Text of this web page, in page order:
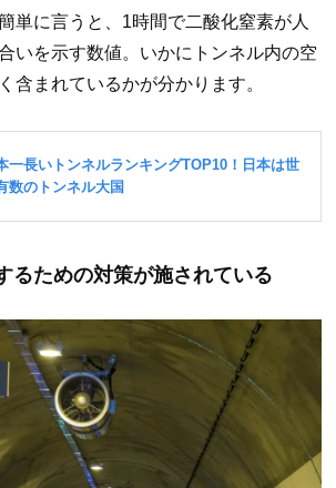
単に言うと、1時間で二酸化窒素が人
いを示す数値。いかにトンネル内の空
含まれているかが分かります。
るための対策が施されている